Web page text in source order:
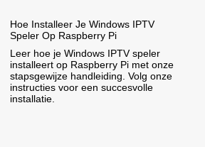
Hoe Installeer Je Windows IPTV
Speler Op Raspberry Pi
Leer hoe je Windows IPTV speler
installeert op Raspberry Pi met onze
stapsgewijze handleiding. Volg onze
instructies voor een succesvolle
installatie.